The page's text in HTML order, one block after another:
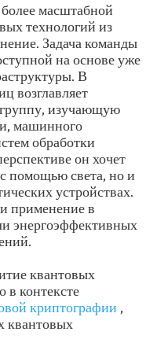
масштабной
технологий из
Задача команды
на основе уже
В
возглавляет
изучающую
машинного
обработки
он хочет
помощью света, но и
устройствах.
применение в
энергоэффективных
квантовых
в контексте
криптографии ,
квантовых